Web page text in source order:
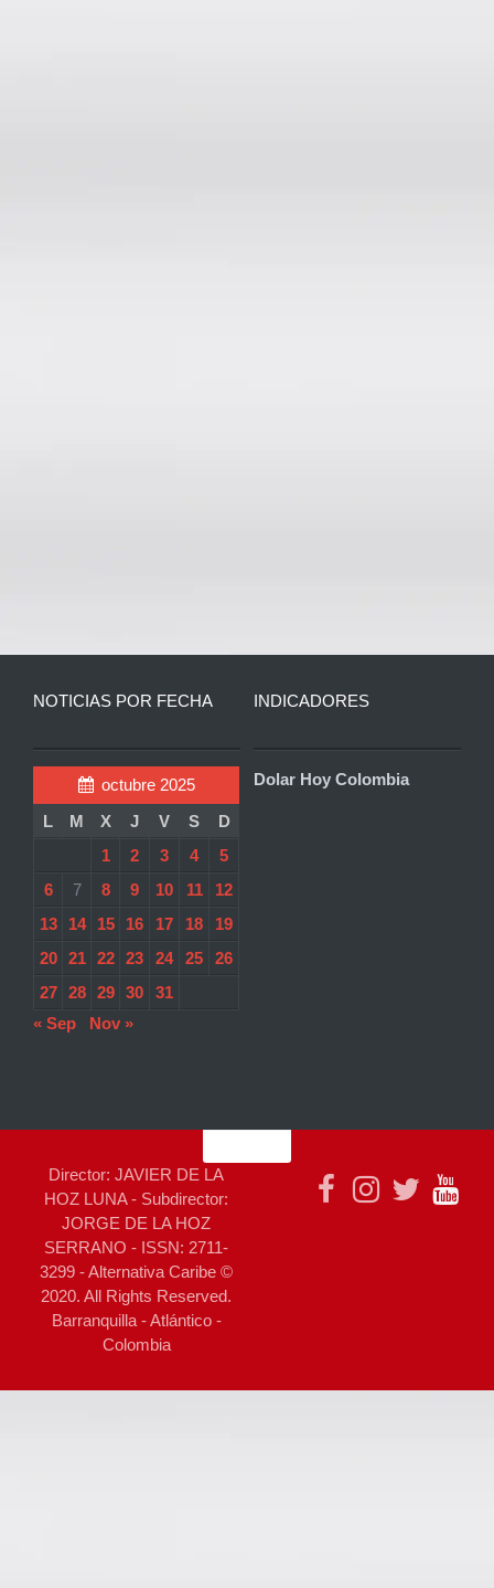
NOTICIAS POR FECHA
octubre 2025
L
M X J V S
D
1
2 3 4
5
6
7 8 9 10 11
12
13
14 15 16 17 18
19
20
21 22 23 24 25
26
27
28 29 30
31
« Sep
Nov »
INDICADORES
Dolar Hoy Colombia
Director: JAVIER DE LA
HOZ LUNA - Subdirector:
JORGE DE LA HOZ
SERRANO - ISSN: 2711-
3299 - Alternativa Caribe ©
2020. All Rights Reserved.
Barranquilla - Atlántico -
Colombia